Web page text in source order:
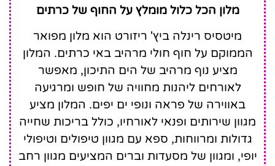
Mitsis Rinela Beach
Resort & Spa
מלון הכל כלול מומלץ על החוף של כרתים
מיטסיס רינלה ביץ' ריזורט הוא מלון מפואר
הממוקם על חוף חולי מרהיב באי כרתים. המלון
מציע נוף מרהיב של הים התיכון, מאפשר
לאורחים ליהנות מחוויה של חופש ומרגיעה
באווירה של פראה ונופי ים יפים. המלון מציע
מגוון שירותים ופנאי לאורחיו, כולל בריכות שחייה
גדולות ומרווחות, ספא עם מגוון טיפולים וטיפולי
יופי, ומגוון של מסעדות וברים המציעים מגוון רחב